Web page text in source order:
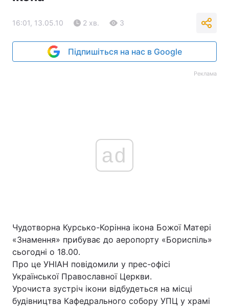
16:01, 13.05.10 2 хв. 3
Підпишіться на нас в Google
Реклама
ad
Чудотворна Курсько-Корінна ікона Божої Матері
«Знамення» прибуває до аеропорту «Бориспіль»
сьогодні о 18.00.
Про це УНІАН повідомили у прес-офісі
Української Православної Церкви.
Урочиста зустріч ікони відбудеться на місці
будівництва Кафедрального собору УПЦ у храмі